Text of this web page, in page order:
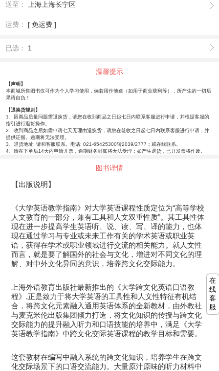
送至： 上海上海长宁区
运费： [ 免运费 ]
已选： 1
温馨提示
【声明】
本商城所售图书仅可作为个人学习使用，倘若用作他途（如用于商业获利等），所产生的一切后
果请自负！
【退换货规则】
1、因商品质量问题需退换货，请您在收到商品之日起七日内联系客服进行申请，并根据客服的
指引进行退货操作。
2、收到商品之后如需申请七天无理由退换货，请您在签收之日起七日内联系客服进行申请，并
提供证据。逾期将无法受理。
3、退货地址: 请和客服联系。电话: 021-65425300转2039/2777；或在线联系。
4、请在下单后14天内申请开票，逾期财务封账将无法受理；如产生退货，已开发票将作废。
图书详情
【出版说明】
《大学英语教学指南》对大学英语课程性质定位为“高等学校
人文教育的一部分，兼有工具和人文双重性质”。其工具性体
现在进一步提高学生英语听、说、读、写、译的能力，也体
现在通过学习与专业或未来工作有关的学术英语或职业英
语，获得在学术或职业领域进行交流的相关能力。就人文性
而言，就是要了解国外的社会与文化，增进对不同文化的理
解、对中外文化异同的意识，培养跨文化交际能力。
上海外语教育出版社最新推出的《大学跨文化英语口语教
程》,正是致力于将大学英语的工具性和人文性特征有机结
合，将跨文化元素融入通用英语体系的全新教材，由外教社
与麦克米伦出版集团倾力打造，将文化知识的传授与跨文化
交际能力的提升融入听力和口语技能的培养中，满足《大学
英语教学指南》中跨文化交际英语课程的教学目标和需要。
这套教材在编写中融入系统的跨文化知识，培养学生在跨文
化交际场景下的口语交流能力。大量原汁原味的听力材料中
在
线
客
服